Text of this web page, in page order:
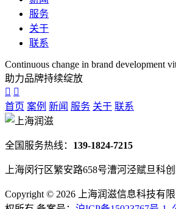
服务
关于
联系
Continuous change in brand development
助力品牌持续绽放
首页 案例 新闻 服务 关于 联系
全国服务热线： 139-1824-7215
上海闵行区繁安路658号漕河泾赋旦科
Copyright © 2026 上海润滋信息科技有